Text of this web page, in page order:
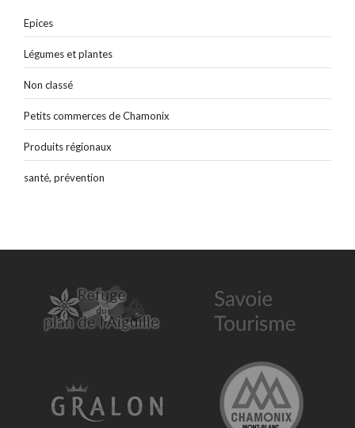
Epices
Légumes et plantes
Non classé
Petits commerces de Chamonix
Produits régionaux
santé, prévention